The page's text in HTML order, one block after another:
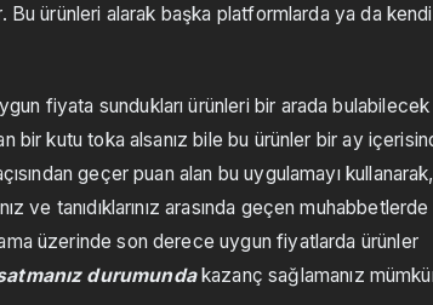
Bu ürünleri alarak başka platformlarda ya da kendi
fiyata sundukları ürünleri bir arada bulabilecek
bir kutu toka alsanız bile bu ürünler bir ay
geçer puan alan bu uygulamayı kullanarak,
ve tanıdıklarınız arasında geçen muhabbetlerde
üzerinde son derece uygun fiyatlarda ürünler
durumundakazanç sağlamanız